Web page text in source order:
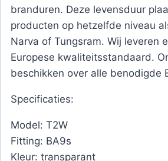
branduren. Deze levensduur
producten op hetzelfde niveau
Narva of Tungsram. Wij leveren
Europese kwaliteitsstandaard.
beschikken over alle benodigde
Specificaties:
Model: T2W
Fitting: BA9s
Kleur: transparant